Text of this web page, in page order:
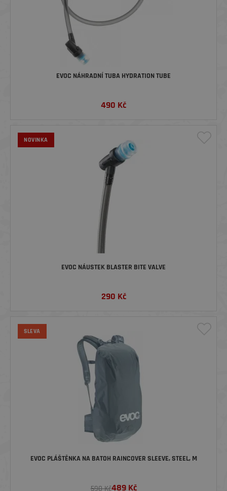
EVOC NÁHRADNÍ TUBA HYDRATION TUBE
490 Kč
NOVINKA
EVOC NÁUSTEK BLASTER BITE VALVE
290 Kč
SLEVA
EVOC PLÁŠTĚNKA NA BATOH RAINCOVER SLEEVE, STEEL, M
590 Kč489Kč